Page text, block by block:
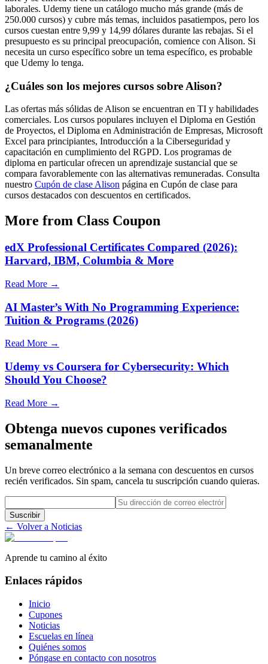
laborales. Udemy tiene un catálogo mucho más grande (más de
250.000 cursos) y cubre más temas, incluidos pasatiempos, pero los
cursos cuestan entre 9,99 y 14,99 dólares durante las rebajas. Si el
presupuesto es su principal preocupación, comience con Alison. Si
necesita un curso específico sobre un tema específico, es probable
que Udemy lo tenga.
¿Cuáles son los mejores cursos sobre Alison?
Las ofertas más sólidas de Alison se encuentran en TI y habilidades
comerciales. Los cursos populares incluyen el Diploma en Gestión
de Proyectos, el Diploma en Administración de Empresas, Microsoft
Excel para principiantes, Introducción a la Ciberseguridad y
capacitación en cumplimiento del RGPD. Los programas de
diploma en particular ofrecen un aprendizaje sustancial que se
compara favorablemente con las alternativas remuneradas. Consulta
nuestro Cupón de clase Alison página en Cupón de clase para
cursos destacados con descuentos en certificados.
More from Class Coupon
edX Professional Certificates Compared (2026):
Harvard, IBM, Columbia & More
Read More →
AI Master’s With No Programming Experience:
Tuition & Programs (2026)
Read More →
Udemy vs Coursera for Cybersecurity: Which
Should You Choose?
Read More →
Obtenga nuevos cupones verificados
semanalmente
Un breve correo electrónico a la semana con descuentos en cursos
recién verificados. Sin spam, cancela tu suscripción cuando quieras.
Suscribir
← Volver a Noticias
Aprende tu camino al éxito
Enlaces rápidos
Inicio
Cupones
Noticias
Escuelas en línea
Quiénes somos
Póngase en contacto con nosotros